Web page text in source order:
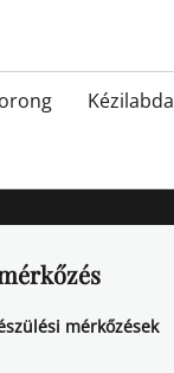
Kézilabda
mérkőzések